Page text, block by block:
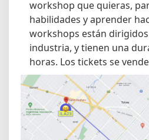
workshop que quieras,
habilidades y aprender
workshops están
industria, y tienen una
horas. Los tickets se